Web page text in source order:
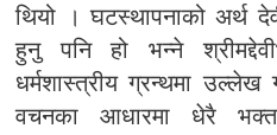
थियो । घटस्थापनाको अर्थ
हुनु पनि हो भन्ने
धर्मशास्त्रीय ग्रन्थमा
वचनका आधारमा धेरै